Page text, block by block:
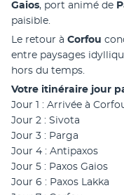
Gaios, port animé de
paisible.
Le retour à Corfou
entre paysages
hors du temps.
Votre itinéraire jour
Jour 1 : Arrivée à
Jour 2 : Sivota
Jour 3 : Parga
Jour 4 : Antipaxos
Jour 5 : Paxos Gaios
Jour 6 : Paxos Lakka